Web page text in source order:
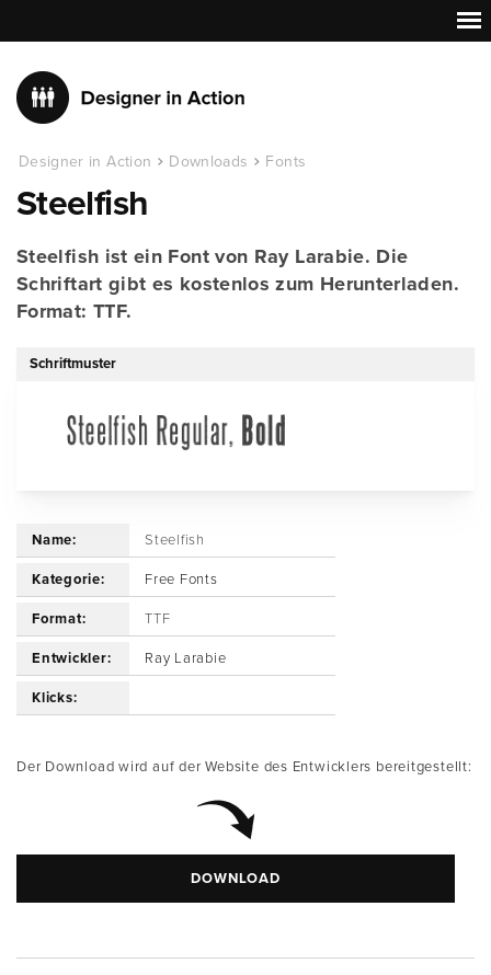
Designer in Action Downloads Fonts
Steelfish
Steelfish ist ein Font von Ray Larabie. Die
Schriftart gibt es kostenlos zum Herunterladen.
Format: TTF.
Schriftmuster
Name: Steelfish
Kategorie: Free Fonts
Format: TTF
Entwickler: Ray Larabie
Klicks:
Der Download wird auf der Website des Entwicklers bereitgestellt:
DOWNLOAD